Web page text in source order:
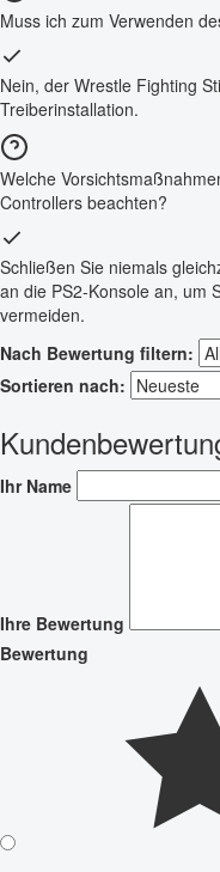
Muss ich zum Verwenden
Nein, der Wrestle Fighting
Treiberinstallation.
Welche
Controllers beachten?
Schließen Sie niemals
an die PS2-Konsole an, um
vermeiden.
Nach Bewertung filtern:
Sortieren nach:
Ihr Name
Ihre Bewertung
Bewertung